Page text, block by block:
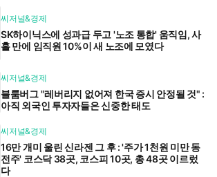
씨저널&경제
SK하이닉스에 성과급 두고 '노조 통합' 움직임, 사
흘 만에 임직원 10%이 새 노조에 모였다
씨저널&경제
블룸버그 "레버리지 없어져 한국 증시 안정될 것" :
아직 외국인 투자자들은 신중한 태도
씨저널&경제
16만 개미 울린 신라젠 그 후 : '주가 1천원 미만 동
전주' 코스닥 38곳, 코스피 10곳, 총 48곳 이르렀
다